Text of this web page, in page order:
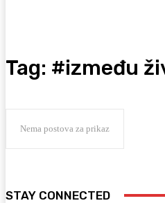
Tag: #između
Nema postova za prikaz
STAY CONNECTED